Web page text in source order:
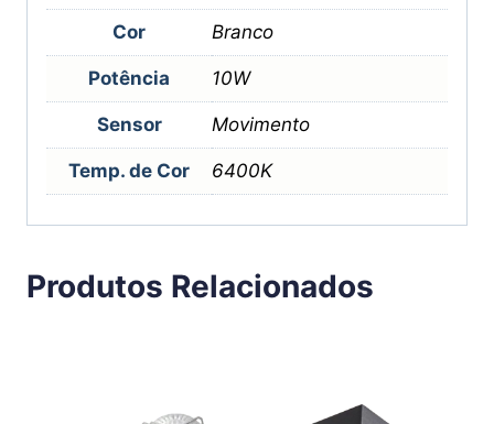
Cor Branco
Potência 10W
Sensor Movimento
Temp. de Cor 6400K
Produtos Relacionados